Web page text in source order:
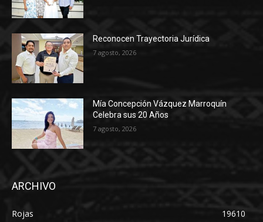
Reconocen Trayectoria Jurídica
7 agosto, 2026
Mía Concepción Vázquez Marroquín
Celebra sus 20 Años
7 agosto, 2026
ARCHIVO
Rojas
19610